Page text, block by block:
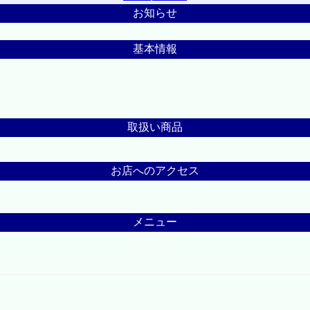
お知らせ
基本情報
取扱い商品
お店へのアクセス
メニュー